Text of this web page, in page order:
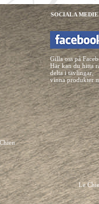
SOCIALA
Gilla oss på
Här kan du hitta
delta i tävlingar,
vinna produkter
Le
HUND KLÄDER,